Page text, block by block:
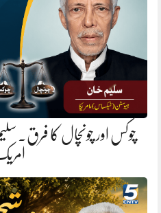
چوکس اور چونچال کا فرق.